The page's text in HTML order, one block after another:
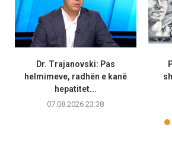
Dr. Trajanovski: Pas
helmimeve, radhën e kanë
hepatitet...
07.08.2026 23:38